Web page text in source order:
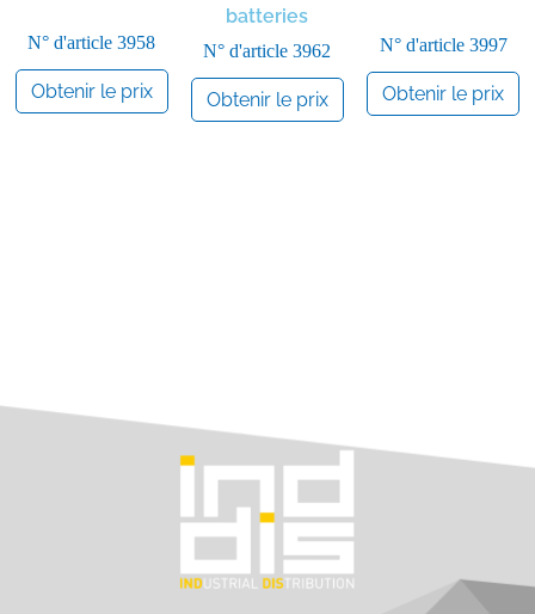
N° d'article 3958
Obtenir le prix
batteries
N° d'article 3962
Obtenir le prix
N° d'article 3997
Obtenir le prix